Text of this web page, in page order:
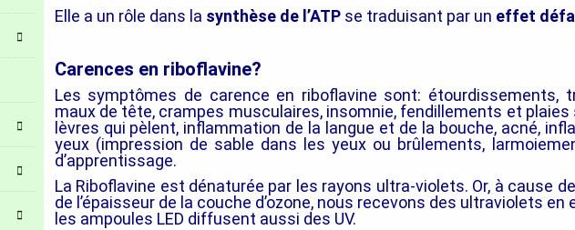
Elle a un rôle dans la synthèse de l’ATPse traduisant par un effet
Carences en riboflavine?
Les symptômes de carence en riboflavine sont: étourdissements,
maux de tête, crampes musculaires, insomnie, fendillements et plaies
lèvres qui pèlent, inflammation de la langue et de la bouche, acné,
yeux (impression de sable dans les yeux ou brûlements,
d’apprentissage.
La Riboflavine est dénaturée par les rayons ultra-violets. Or, à cause
de l’épaisseur de la couche d’ozone, nous recevons des ultraviolets en
les ampoules LED diffusent aussi des UV.